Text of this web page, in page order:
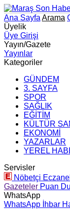
Ana Sayfa Arama
Üyelik
Üye Girişi
Yayın/Gazete
Yayınlar
Kategoriler
GÜNDEM
3. SAYFA
SPOR
SAĞLIK
EĞİTİM
KÜLTÜR
EKONOMİ
YAZARLAR
YEREL
Servisler
Nöbetçi
Gazeteler Puan
WhatsApp
WhatsApp İhbar